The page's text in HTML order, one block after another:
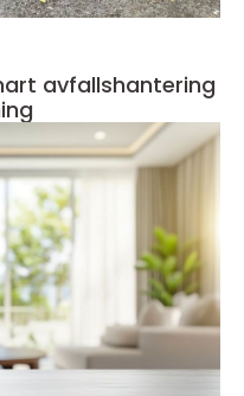
avfallshantering